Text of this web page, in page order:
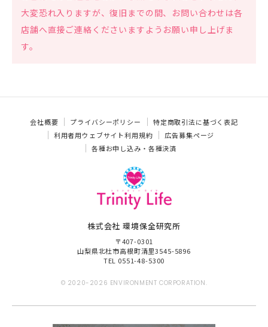
大変恐れ入りますが、復旧までの間、お問い合わせは各
店舗へ直接ご連絡くださいますようお願い申し上げま
す。
会社概要 プライバシーポリシー
特定商取引法に基づく表記
利用者用ウェブサイト利用規約
広告募集ページ
各種お申し込み・各種決済
株式会社 環境保全研究所
〒407-0301
山梨県北杜市高根町清里3545-5896
TEL 0551-48-5300
© 2020-2026 ENVIRONMENT CORPORATION.